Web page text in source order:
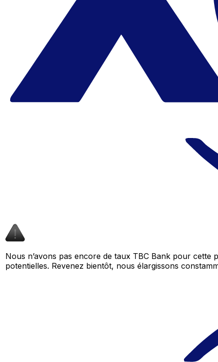
Nous n’avons pas encore de taux TBC Bank pour
potentielles. Revenez bientôt, nous élargissons